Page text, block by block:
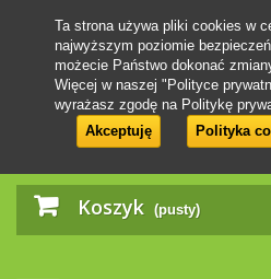
Koszyk (pusty)
Ta strona używa pliki cookies w
najwyższym poziomie
możecie Państwo dokonać
Więcej w naszej "Polityce
wyrażasz zgodę na Politykę
Akceptuję
Polityka